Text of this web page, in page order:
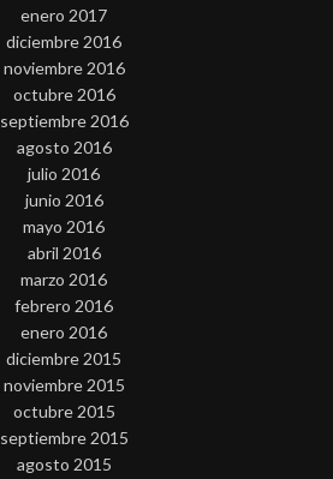
enero 2017
diciembre 2016
noviembre 2016
octubre 2016
septiembre 2016
agosto 2016
julio 2016
junio 2016
mayo 2016
abril 2016
marzo 2016
febrero 2016
enero 2016
diciembre 2015
noviembre 2015
octubre 2015
septiembre 2015
agosto 2015